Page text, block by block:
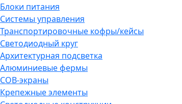
Блоки питания
Системы управления
Транспортировочные кофры/кейсы
Светодиодный круг
Архитектурная подсветка
Алюминиевые фермы
COB-экраны
Крепежные элементы